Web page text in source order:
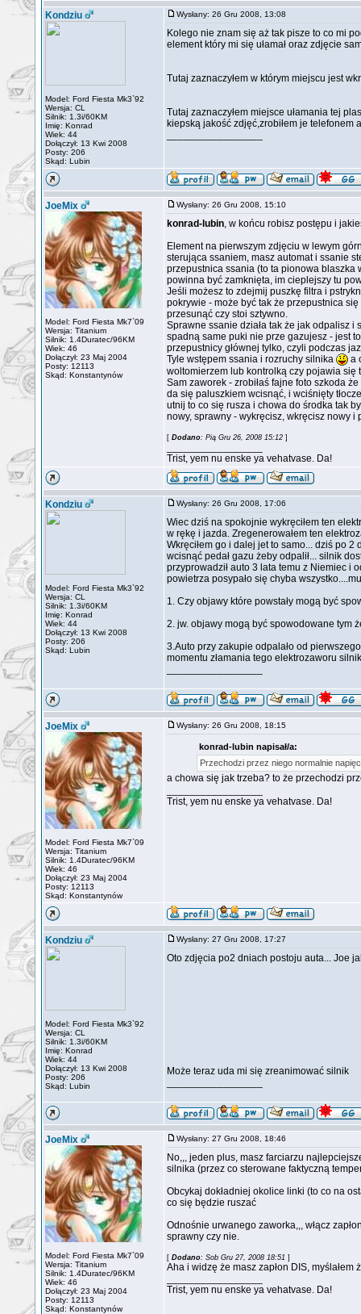
Kondziu
Model: Ford Fiesta Mk3`92
Wersja: CL
Silnik: 1.3i/60KM
Imię: Konrad
Wiek: 44
Dołączył: 13 Kwi 2008
Posty: 206
Skąd: Lubin
Wysłany: 26 Gru 2008, 13:08
Kolego nie znam się aż tak pisze to co mi
element który mi się ułamał oraz zdjęcie
Tutaj zaznaczyłem w którym miejscu jest
Tutaj zaznaczyłem miejsce ułamania tej
kiepską jakość zdjęć,zrobiłem je telefonem
JoeMix
Model: Ford Fiesta Mk7`09
Wersja: Titanium
Silnik: 1.4Duratec/96KM
Wiek: 46
Dołączył: 23 Maj 2004
Posty: 12113
Skąd: Konstantynów
Wysłany: 26 Gru 2008, 15:10
konrad-lubin, w końcu robisz postępu i
Element na pierwszym zdjęciu w lewym
sterująca ssaniem, masz automat i ssanie
przepustnica ssania (to ta pionowa blaszka
powinna być zamknięta, im cieplejszy tu
Jeśli możesz to zdejmij puszkę filtra i
pokrywie - może być tak że przepustnica
przesunąć czy stoi sztywno.
Sprawne ssanie działa tak że jak odpalisz i
spadną same puki nie prze gazujesz - jest
przepustnicy głównej tylko, czyli podczas
Tyle wstępem ssania i rozruchy silnika
a
woltomierzem lub kontrolką czy pojawia się
Sam zaworek - zrobiłaś fajne foto szkoda
da się paluszkiem wcisnąć, i wciśnięty
utnij to co się rusza i chowa do środka tak
nowy, sprawny - wykręcisz, wkręcisz nowy i
[ Dodano: Pią Gru 26, 2008 15:12 ]
Trist, yem nu enske ya vehatvase. Da!
Kondziu
Model: Ford Fiesta Mk3`92
Wersja: CL
Silnik: 1.3i/60KM
Imię: Konrad
Wiek: 44
Dołączył: 13 Kwi 2008
Posty: 206
Skąd: Lubin
Wysłany: 26 Gru 2008, 17:06
Wiec dziś na spokojnie wykręciłem ten
w rękę i jazda. Zregenerowałem ten
Wkręciłem go i dalej jet to samo... dziś po
wcisnąć pedał gazu żeby odpalił... silnik
przyprowadził auto 3 lata temu z Niemiec i
powietrza posypało się chyba
1. Czy objawy które powstały mogą być
2. jw. objawy mogą być spowodowane tym
3.Auto przy zakupie odpalało od
momentu złamania tego elektrozaworu
JoeMix
Model: Ford Fiesta Mk7`09
Wersja: Titanium
Silnik: 1.4Duratec/96KM
Wiek: 46
Dołączył: 23 Maj 2004
Posty: 12113
Skąd: Konstantynów
Wysłany: 26 Gru 2008, 18:15
konrad-lubin napisał/a:
Przechodzi przez niego normalnie
a chowa się jak trzeba? to że przechodzi
Trist, yem nu enske ya vehatvase. Da!
Kondziu
Model: Ford Fiesta Mk3`92
Wersja: CL
Silnik: 1.3i/60KM
Imię: Konrad
Wiek: 44
Dołączył: 13 Kwi 2008
Posty: 206
Skąd: Lubin
Wysłany: 27 Gru 2008, 17:27
Oto zdjęcia po2 dniach postoju auta... Joe
Może teraz uda mi się zreanimować silnik
JoeMix
Model: Ford Fiesta Mk7`09
Wersja: Titanium
Silnik: 1.4Duratec/96KM
Wiek: 46
Dołączył: 23 Maj 2004
Posty: 12113
Skąd: Konstantynów
Wysłany: 27 Gru 2008, 18:46
No,,, jeden plus, masz farciarzu
silnika (przez co sterowane faktyczną
Obcykaj dokładniej okolice linki (to co na
co się będzie ruszać
Odnośnie urwanego zaworka,,, włącz
sprawny czy nie.
[ Dodano: Sob Gru 27, 2008 18:51 ]
Aha i widzę że masz zapłon DIS,
Trist, yem nu enske ya vehatvase. Da!